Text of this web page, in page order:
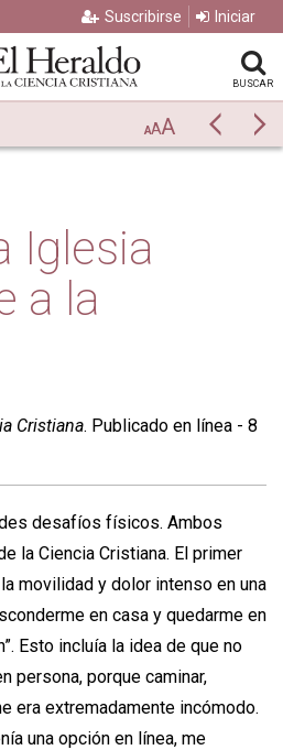
Suscribirse Iniciar
BUSCAR
AAA Previo
Iglesia
a la
Cristiana. Publicado en línea - 8
desafíos físicos. Ambos
la Ciencia Cristiana. El primer
movilidad y dolor intenso en una
en casa y quedarme en
Esto incluía la idea de que no
persona, porque caminar,
era extremadamente incómodo.
una opción en línea, me